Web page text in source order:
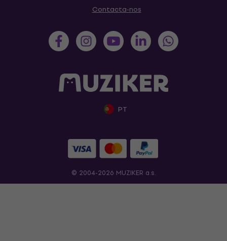
Contacta-nos
PT
© 2004-2026 MUZIKER a.s.